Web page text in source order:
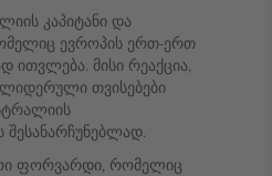
კაპიტანი და
ევროპის ერთ-ერთ
ითვლება. მისი რეაქცია,
ლიდერული თვისებები
შესანარჩუნებლად.
ფორვარდი, რომელიც